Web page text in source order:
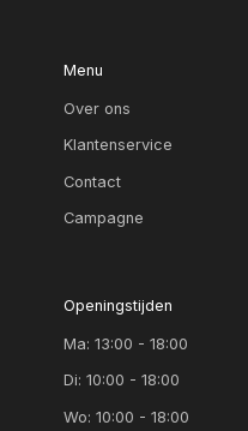
Menu
Over ons
Klantenservice
Contact
Campagne
Openingstijden
Ma: 13:00 - 18:00
Di: 10:00 - 18:00
Wo: 10:00 - 18:00